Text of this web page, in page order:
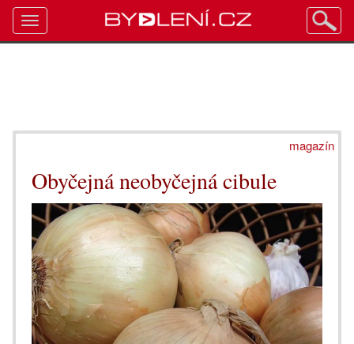
magazín
Obyčejná neobyčejná cibule
Toggle
navigation